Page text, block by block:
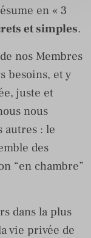
en « 3
et simples.
nos Membres
besoins, et y
juste et
nous
autres : le
des
“en chambre”
dans la plus
vie privée de